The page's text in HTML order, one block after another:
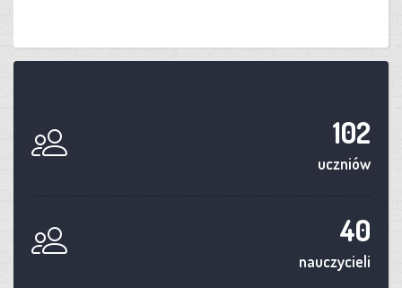
102
uczniów
40
nauczycieli